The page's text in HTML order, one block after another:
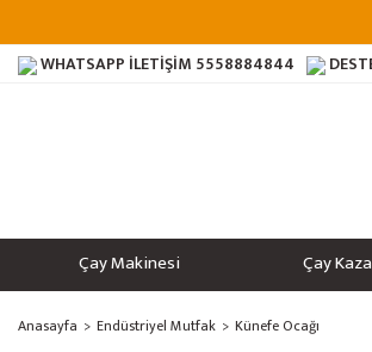
WHATSAPP İLETİŞİM 5558884844
Çay Makinesi Çay
Anasayfa Endüstriyel Mutfak
Künefe Ocağı